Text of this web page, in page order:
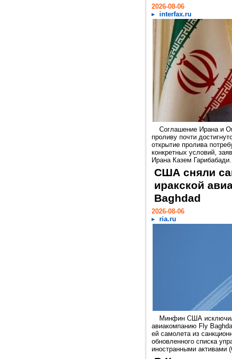
2026-08-06
interfax.ru
Соглашение Ирана и
проливу почти
открытие пролива
конкретных условий,
Ирана Казем
США сняли
иракской
Baghdad
2026-08-06
ria.ru
Минфин США
авиакомпанию Fly
ей самолета из
обновленного списка
иностранными активами